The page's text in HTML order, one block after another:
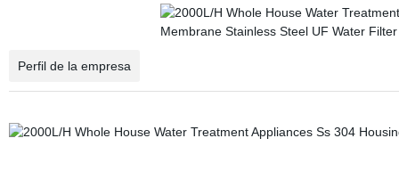
Perfil de la empresa